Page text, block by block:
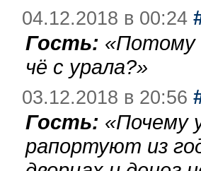
04.12.2018 в 00:24
Гость: «Потому
чё с урала?»
03.12.2018 в 20:56
Гость: «Почему
рапортуют из